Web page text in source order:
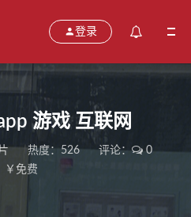
登录
游戏 互联网
热度：526 评论：
0
￥免费